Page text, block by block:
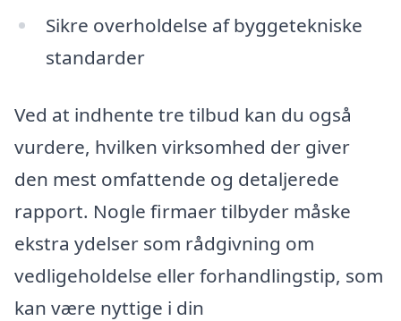
Sikre overholdelse af byggetekniske
standarder
Ved at indhente tre tilbud kan du også
vurdere, hvilken virksomhed der giver
den mest omfattende og detaljerede
rapport. Nogle firmaer tilbyder måske
ekstra ydelser som rådgivning om
vedligeholdelse eller forhandlingstip, som
kan være nyttige i din